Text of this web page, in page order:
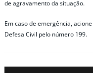
de agravamento da situação.
Em caso de emergência,
Defesa Civil pelo número 199.